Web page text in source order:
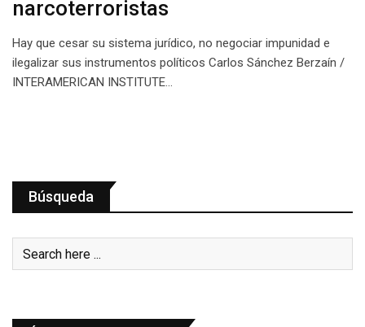
narcoterroristas
Hay que cesar su sistema jurídico, no negociar impunidad e
ilegalizar sus instrumentos políticos Carlos Sánchez Berzaín /
INTERAMERICAN INSTITUTE…
Búsqueda